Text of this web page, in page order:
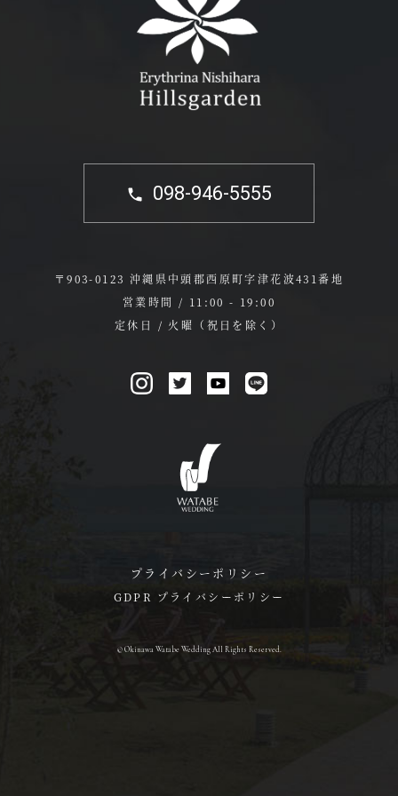
098-946-5555
〒903-0123 沖縄県中頭郡西原町字津花波431番地
営業時間 / 11:00 - 19:00
定休日 / 火曜（祝日を除く）
プライバシーポリシー
GDPR プライバシーポリシー
© Okinawa Watabe Wedding All Rights Reserved.